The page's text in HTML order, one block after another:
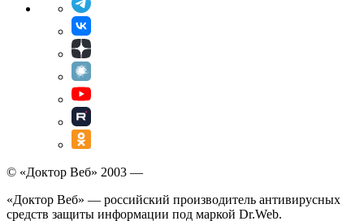
© «Доктор Веб» 2003 —
«Доктор Веб» — российский производитель антивирусных
средств защиты информации под маркой Dr.Web.